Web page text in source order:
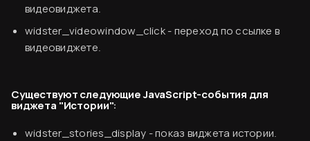
видеовиджета.
widster_videowindow_click- переход по ссылке в
видеовиджете.
Существуют следующие JavaScript-события для
виджета "Истории":
widster_stories_display - показ виджета истории.
Финальный ужин Два шефа – одна кухня
Хотите приобщиться к миру высокой кухни и